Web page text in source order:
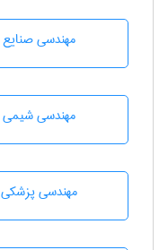
مهندسی صنايع
مهندسي شيمی
مهندسی پزشکی